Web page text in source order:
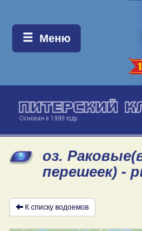
Меню:
Меню
оз.
перешеек) -
К списку водоемов